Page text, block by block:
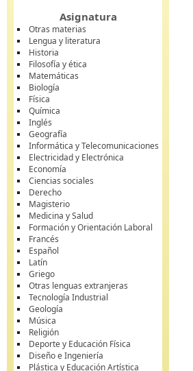
Asignatura
Otras materias
Lengua y literatura
Historia
Filosofía y ética
Matemáticas
Biología
Física
Química
Inglés
Geografía
Informática y Telecomunicaciones
Electricidad y Electrónica
Economía
Ciencias sociales
Derecho
Magisterio
Medicina y Salud
Formación y Orientación Laboral
Francés
Español
Latín
Griego
Otras lenguas extranjeras
Tecnología Industrial
Geología
Música
Religión
Deporte y Educación Física
Diseño e Ingeniería
Plástica y Educación Artística